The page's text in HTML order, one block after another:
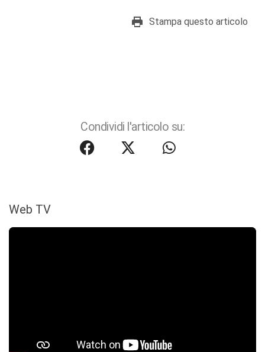
Stampa questo articolo
Condividi l'articolo su:
Web TV